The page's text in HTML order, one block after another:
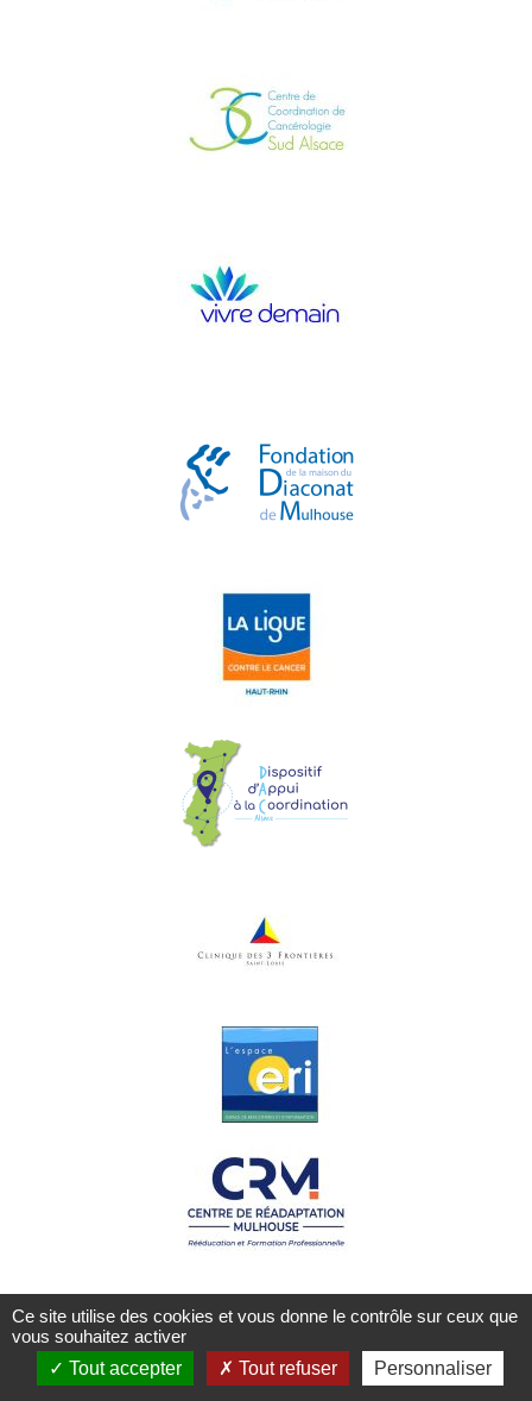
© 2026 aidecancer68.fr -
Ce site utilise des cookies et vous donne le contrôle sur ceux que
vous souhaitez activer
Tout accepter
Tout refuser Personnaliser